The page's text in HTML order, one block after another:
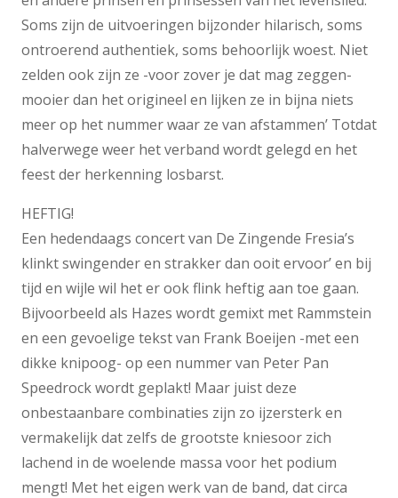
Soms zijn de uitvoeringen bijzonder hilarisch, soms
ontroerend authentiek, soms behoorlijk woest. Niet
zelden ook zijn ze -voor zover je dat mag zeggen-
mooier dan het origineel en lijken ze in bijna niets
meer op het nummer waar ze van afstammen’ Totdat
halverwege weer het verband wordt gelegd en het
feest der herkenning losbarst.
HEFTIG!
Een hedendaags concert van De Zingende Fresia’s
klinkt swingender en strakker dan ooit ervoor’ en bij
tijd en wijle wil het er ook flink heftig aan toe gaan.
Bijvoorbeeld als Hazes wordt gemixt met Rammstein
en een gevoelige tekst van Frank Boeijen -met een
dikke knipoog- op een nummer van Peter Pan
Speedrock wordt geplakt! Maar juist deze
onbestaanbare combinaties zijn zo ijzersterk en
vermakelijk dat zelfs de grootste kniesoor zich
lachend in de woelende massa voor het podium
mengt! Met het eigen werk van de band, dat circa